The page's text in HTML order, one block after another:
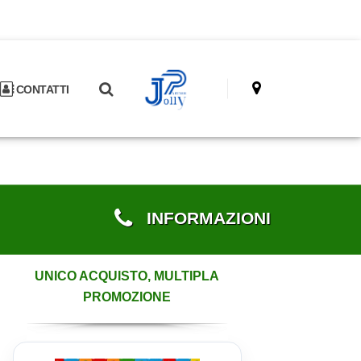
CONTATTI
INFORMAZIONI
UNICO ACQUISTO, MULTIPLA
PROMOZIONE